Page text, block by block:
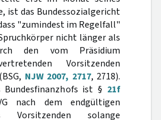
ist das Bundessozialgericht
"zumindest im Regelfall"
nicht länger als
den vom Präsidium
Vorsitzenden
NJW 2007, 2717, 2718).
Bundesfinanzhofs ist § 21f
nach dem endgültigen
Vorsitzenden solange